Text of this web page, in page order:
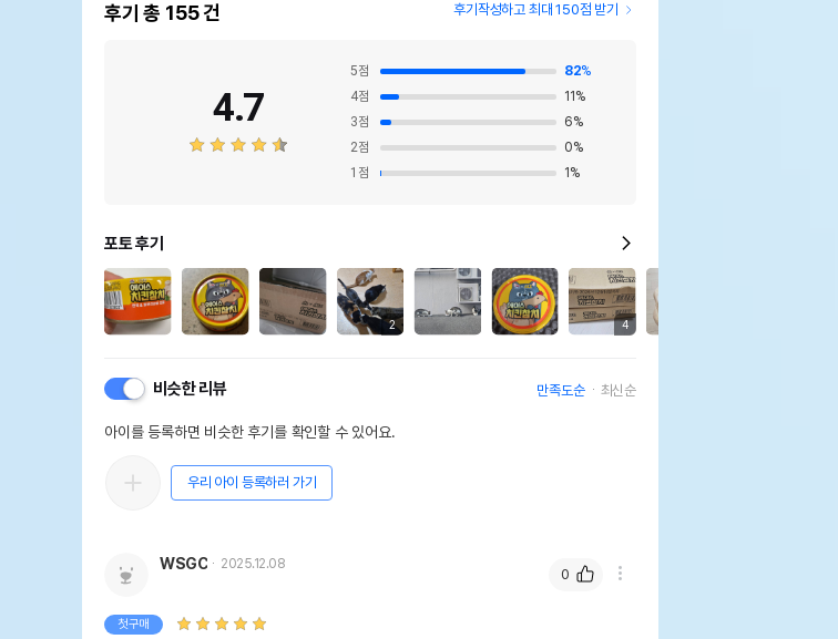
후기 총 155건 후기작성하고 최대 150점 받기
4.7
5점 82%
4점 11 %
3점 6%
2점 0%
1 점 1 %
포토 후기
2 4
비슷한 리뷰 만족도순 최신순
아이를 등록하면 비슷한 후기를 확인할 수 있어요.
우리 아이 등록하러 가기
WSGC 2025.12.08
첫구매
0